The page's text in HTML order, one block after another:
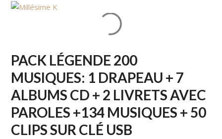
Skip
PACK LÉGENDE 200
MUSIQUES: 1 DRAPEAU + 7
ALBUMS CD + 2 LIVRETS AVEC
PAROLES +134 MUSIQUES + 50
CLIPS SUR CLÉ USB